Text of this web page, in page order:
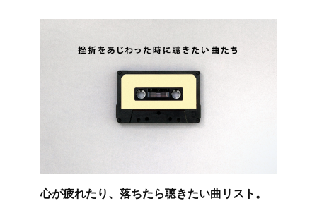
心が疲れたり、落ちたら聴きたい曲リスト。